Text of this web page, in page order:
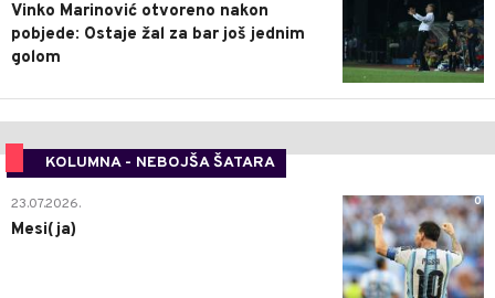
Vinko Marinović otvoreno nakon
pobjede: Ostaje žal za bar još jednim
golom
KOLUMNA - NEBOJŠA ŠATARA
0
23.07.2026.
Mesi(ja)